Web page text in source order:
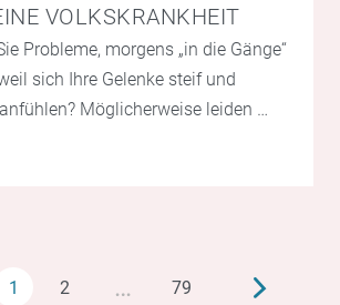
VOLKSKRANKHEIT
Probleme, morgens „in die Gänge“
sich Ihre Gelenke steif und
Möglicherweise leiden …
1 2 … 79